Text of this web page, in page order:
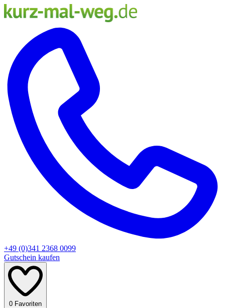
+49 (0)341 2368 0099
Gutschein kaufen
0 Favoriten